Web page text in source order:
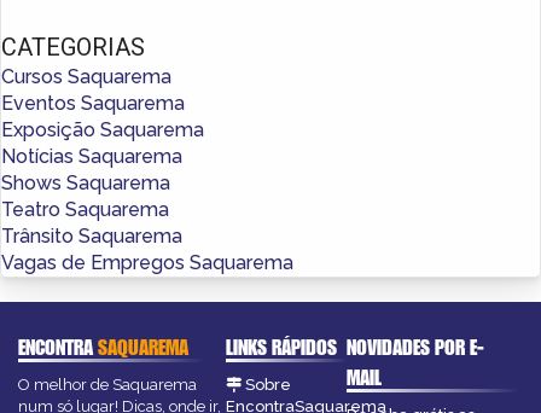
CATEGORIAS
Cursos Saquarema
Eventos Saquarema
Exposição Saquarema
Notícias Saquarema
Shows Saquarema
Teatro Saquarema
Trânsito Saquarema
Vagas de Empregos Saquarema
ENCONTRASAQUAREMA
O melhor de Saquarema
num só lugar! Dicas, onde ir,
LINKS RÁPIDOS
Sobre
EncontraSaquarema
NOVIDADES POR E-
MAIL